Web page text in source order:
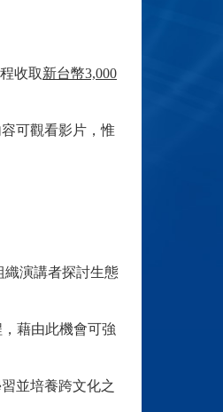
收取新台幣3,000
容可觀看影片，惟
織演講者探討生態
藉由此機會可強
並培養跨文化之